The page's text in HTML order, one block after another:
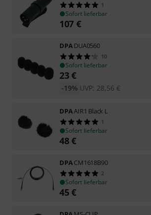
1
Sofort lieferbar
107 €
DPADUA0560
10
Sofort lieferbar
23€
UVP: 28,56 €
-19%
DPAAIR1 Black L
1
Sofort lieferbar
48€
DPACM1618B90
2
Sofort lieferbar
45€